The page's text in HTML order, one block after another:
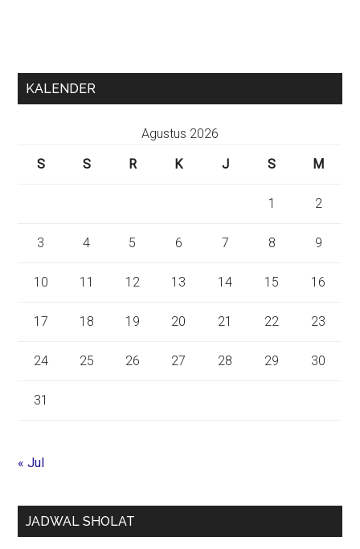
KALENDER
Agustus 2026
S
S R K J S M
1 2
3 4 5 6 7 8 9
10 11 12 13 14 15 16
17 18 19 20 21 22 23
24 25 26 27 28 29 30
31
« Jul
JADWAL SHOLAT